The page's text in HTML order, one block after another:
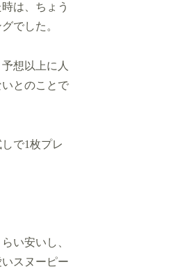
は、ちょう
でした。
想以上に人
とのことで
で1枚プレ
い安いし、
スヌーピー